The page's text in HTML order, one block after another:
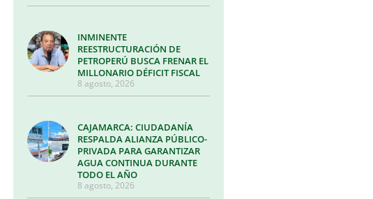
INMINENTE
REESTRUCTURACIÓN DE
PETROPERÚ BUSCA FRENAR EL
MILLONARIO DÉFICIT FISCAL
8 agosto, 2026
CAJAMARCA: CIUDADANÍA
RESPALDA ALIANZA PÚBLICO-
PRIVADA PARA GARANTIZAR
AGUA CONTINUA DURANTE
TODO EL AÑO
8 agosto, 2026